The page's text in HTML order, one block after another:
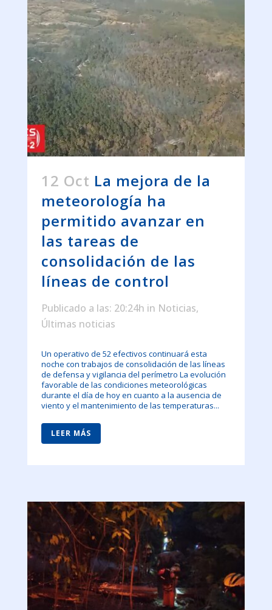
12 Oct La mejora de la
meteorología ha
permitido avanzar en
las tareas de
consolidación de las
líneas de control
Publicado a las: 20:24h in Noticias,
Últimas noticias
Un operativo de 52 efectivos continuará esta
noche con trabajos de consolidación de las líneas
de defensa y vigilancia del perímetro La evolución
favorable de las condiciones meteorológicas
durante el día de hoy en cuanto a la ausencia de
viento y el mantenimiento de las temperaturas...
LEER MÁS